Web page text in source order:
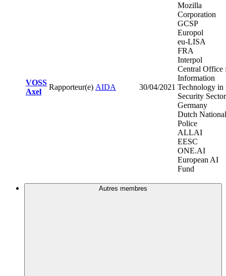
VOSS
Axel
Rapporteur(e) AIDA 30/04/2021
Mozilla
Corporation
GCSP
Europol
eu-LISA
FRA
Interpol
Central Office
Information
Technology in
Security
Germany
Dutch National
Police
ALLAI
EESC
ONE.AI
European AI
Fund
Autres membres